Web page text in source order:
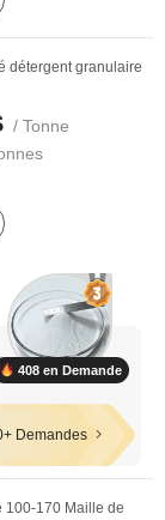
détergent granulaire
/ Tonne
408 en Demande
Demandes
100-170 Maille de